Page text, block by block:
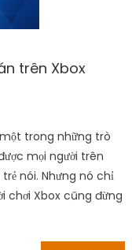
trên Xbox
trong những trò
mọi người trên
nói. Nhưng nó chỉ
chơi Xbox cũng đừng